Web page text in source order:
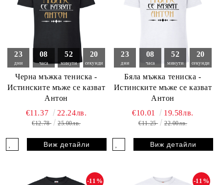
23
дни
08
часа
52
минути
18
секунди
Черна мъжка тениска -
Истинските мъже се казват
Антон
€11.37 22.24лв.
€12.78 25.00лв.
Виж детайли
23
дни
08
часа
52
минути
18
секунди
Бяла мъжка тениска -
Истинските мъже се казват
Антон
€10.01 19.58лв.
€11.25 22.00лв.
Виж детайли
-11% -11%